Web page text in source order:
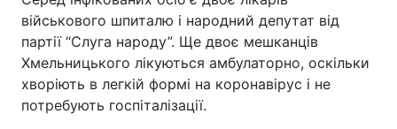
військового шпиталю і народний депутат від
партії “Слуга народу”. Ще двоє мешканців
Хмельницького лікуються амбулаторно, оскільки
хворіють в легкій формі на коронавірус і не
потребують госпіталізації.